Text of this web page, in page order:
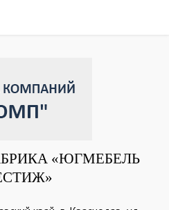
«ЮГМЕБЕЛЬ